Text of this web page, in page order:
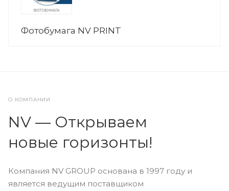
Фотобумага NV PRINT
О КОМПАНИИ
NV — Открываем
новые горизонты!
Компания NV GROUP основана в 1997 году и
является ведущим поставщиком